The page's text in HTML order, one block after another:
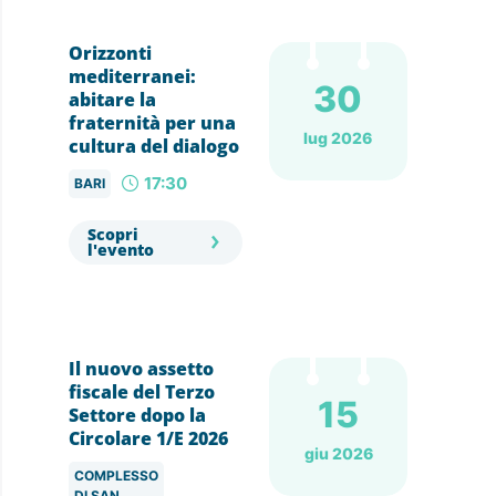
Orizzonti
mediterranei:
abitare la
fraternità per una
cultura del dialogo
BARI 17:30
Scopri
l'evento
30
lug 2026
Il nuovo assetto
fiscale del Terzo
Settore dopo la
Circolare 1/E 2026
COMPLESSO
15
giu 2026